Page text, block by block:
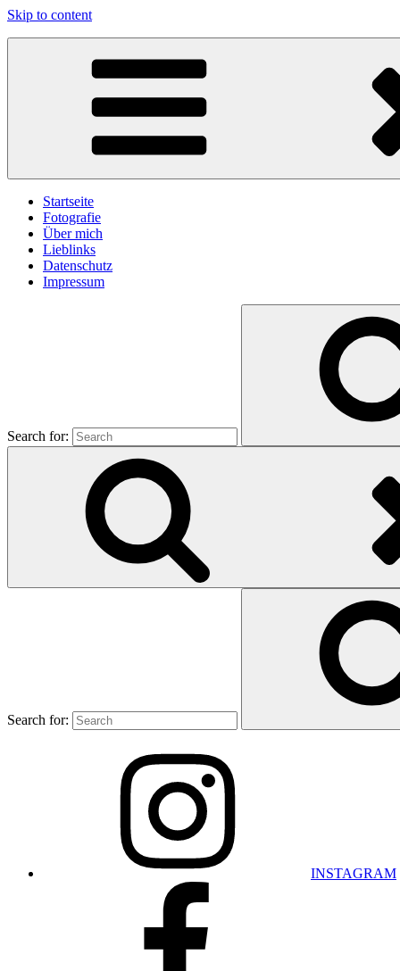
Skip to content
gawlicksgedanke
Startseite
Fotografie
Über mich
Lieblinks
Datenschutz
Impressum
Search for:
Search for:
INSTAGRAM